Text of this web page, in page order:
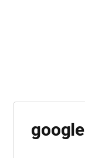
google